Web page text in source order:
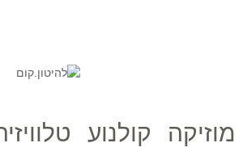
מוזיקה קולנוע